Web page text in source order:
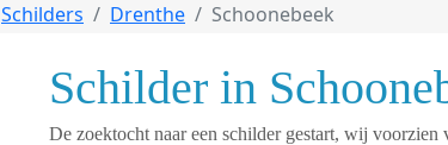
Schilders Drenthe Schoonebeek
Schilder in
De zoektocht naar een schilder gestart, wij